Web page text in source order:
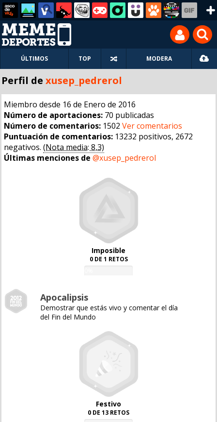
ÚLTIMOS TOP MODERA
Perfil de xusep_pedrerol
Miembro desde 16 de Enero de 2016
Número de aportaciones: 70 publicadas
Número de comentarios: 1502 Ver comentarios
Puntuación de comentarios: 13232 positivos, 2672
negativos. (Nota media: 8,3)
Últimas menciones de @xusep_pedrerol
Imposible
0 DE 1 RETOS
Apocalipsis
Demostrar que estás vivo y comentar el día
del Fin del Mundo
Festivo
0 DE 13 RETOS